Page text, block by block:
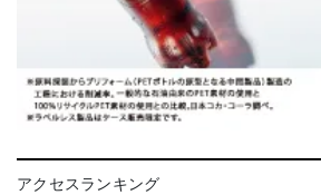
アクセスランキング